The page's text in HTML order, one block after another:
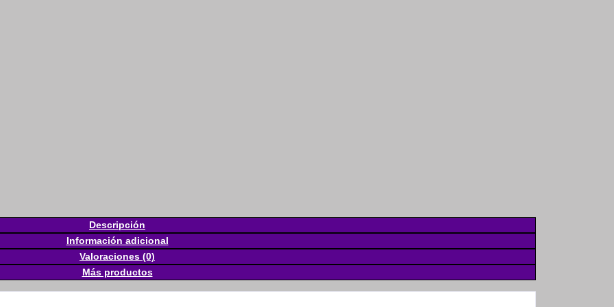
Descripción
Información adicional
Valoraciones (0)
Más productos